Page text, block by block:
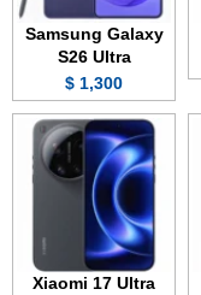
Samsung Galaxy
S26 Ultra
1,300 $
Xiaomi 17 Ultra